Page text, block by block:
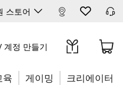
스토어
계정 만들기
육 게이밍 크리에이터